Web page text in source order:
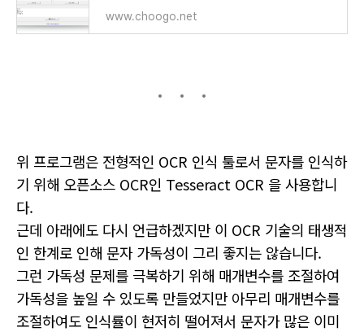
www.choogo.net
위 프로그램은 전형적인 OCR 인식 툴로서 문자를 인식하
기 위해 오픈소스 OCR인 Tesseract OCR 을 사용합니
다.
근데 아래에도 다시 언급하겠지만 이 OCR 기술의 태생적
인 한계로 인해 문자 가독성이 그리 좋지는 않습니다.
그런 가독성 문제를 극복하기 위해 매개변수를 조절하여
가독성을 높일 수 있도록 만들었지만 아무리 매개변수를
조절하여도 인식률이 현저히 떨어져서 문자가 많은 이미